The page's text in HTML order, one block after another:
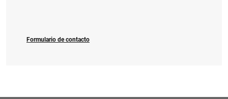
Formulario de contacto